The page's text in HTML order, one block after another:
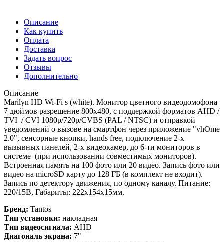
Описание
Как купить
Оплата
Доставка
Задать вопрос
Отзывы
Дополнительно
Описание
Marilyn HD Wi-Fi s (white). Монитор цветного видеодомофона
7 дюймов разрешение 800х480, с поддержкой форматов AHD /
TVI / CVI 1080р/720p/CVBS (PAL / NTSC) и отправкой
уведомлений о вызове на смартфон через приложение "vhOme
2.0", сенсорные кнопки, hands free, подключение 2-х
вызывных панелей, 2-х видеокамер, до 6-ти мониторов в
системе (при использовании совместимых мониторов).
Встроенная память на 100 фото или 20 видео. Запись фото или
видео на microSD карту до 128 ГБ (в комплект не входит).
Запись по детектору движения, по одному каналу. Питание:
220/15В, Габариты: 222х154х15мм.
Бренд: Tantos
Тип установки: накладная
Тип видеосигнала: AHD
Диагональ экрана: 7"